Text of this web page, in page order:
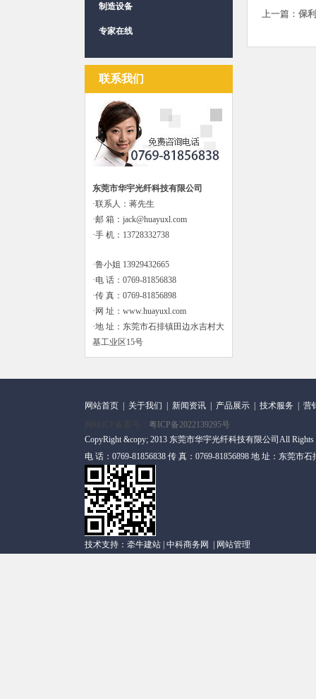
制造设备
专家在线
联系我们
东莞市华宇光纤科技有限公司
·联系人：蒋先生
·邮 箱：jack@huayuxl.com
·手 机：13728332738
·鲁小姐 13929432665
·电 话：0769-81856838
·传 真：0769-81856898
·网 址：www.huayuxl.com
·地 址：东莞市石排镇田边水吉村大
基工业区15号
上一篇： 保
网站首页 关于我们 新闻资讯 产品展示 技术服务
营
粤ICP备2022139295号
CopyRight &copy; 2013 东莞市华宇光纤科技有限公司All
电 话：0769-81856838 传 真：0769-81856898 地 址：东莞市
技术支持： 牵牛建站 中科商务网 网站管理